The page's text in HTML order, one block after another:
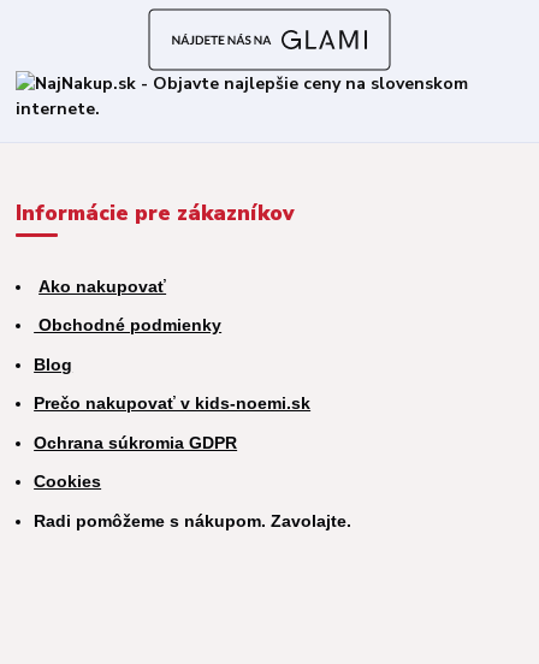
Informácie pre zákazníkov
Ako nakupovať
Obchodné podmienky
Blog
Prečo nakupovať v kids-noemi.sk
Ochrana súkromia GDPR
Cookies
Radi pomôžeme s nákupom. Zavolajte.